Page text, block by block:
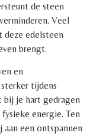
de steen
Veel
deze edelsteen
brengt.
en
tijdens
bij je hart gedragen
energie. Ten
een ontspannen